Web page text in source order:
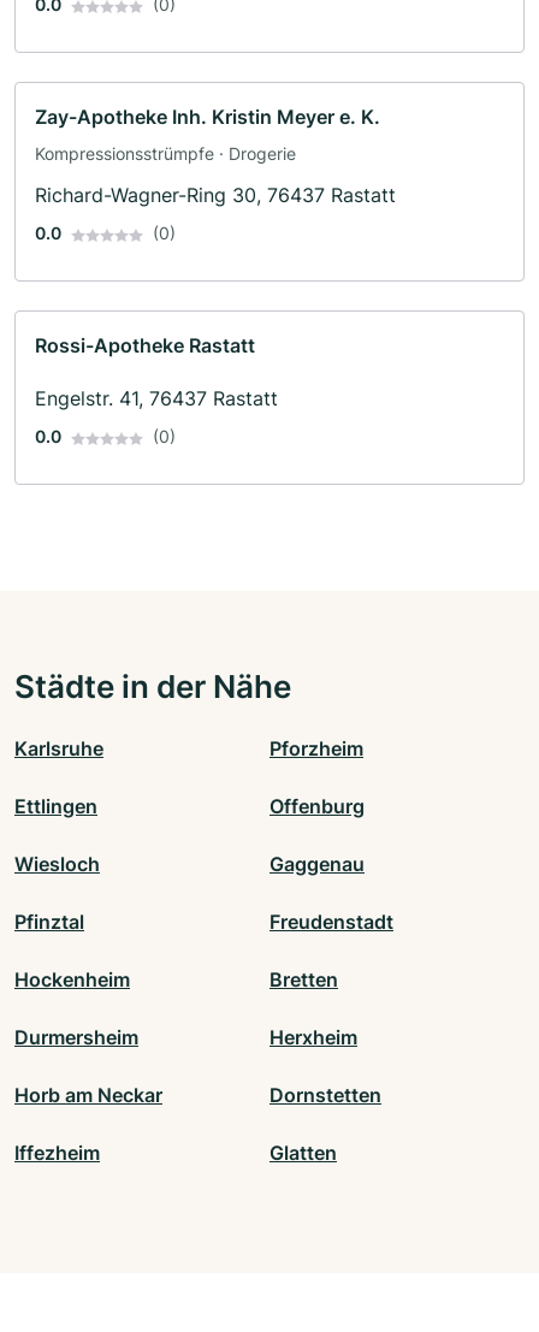
0.0 (0)
Zay-Apotheke Inh. Kristin Meyer e. K.
Kompressionsstrümpfe · Drogerie
Richard-Wagner-Ring 30, 76437 Rastatt
0.0 (0)
Rossi-Apotheke Rastatt
Engelstr. 41, 76437 Rastatt
0.0 (0)
Städte in der Nähe
Karlsruhe Pforzheim
Ettlingen Offenburg
Wiesloch Gaggenau
Pfinztal Freudenstadt
Hockenheim Bretten
Durmersheim Herxheim
Horb am Neckar Dornstetten
Iffezheim Glatten